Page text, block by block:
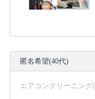
匿名希望(40代)
エアコンクリーニング